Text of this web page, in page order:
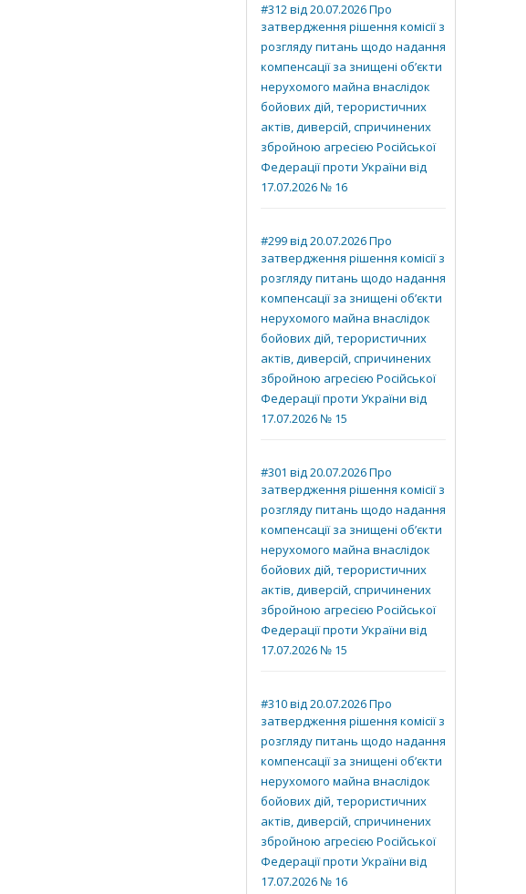
#312 від 20.07.2026 Про
затвердження рішення комісії з
розгляду питань щодо надання
компенсації за знищені об’єкти
нерухомого майна внаслідок
бойових дій, терористичних
актів, диверсій, спричинених
збройною агресією Російської
Федерації проти України від
17.07.2026 № 16
#299 від 20.07.2026 Про
затвердження рішення комісії з
розгляду питань щодо надання
компенсації за знищені об’єкти
нерухомого майна внаслідок
бойових дій, терористичних
актів, диверсій, спричинених
збройною агресією Російської
Федерації проти України від
17.07.2026 № 15
#301 від 20.07.2026 Про
затвердження рішення комісії з
розгляду питань щодо надання
компенсації за знищені об’єкти
нерухомого майна внаслідок
бойових дій, терористичних
актів, диверсій, спричинених
збройною агресією Російської
Федерації проти України від
17.07.2026 № 15
#310 від 20.07.2026 Про
затвердження рішення комісії з
розгляду питань щодо надання
компенсації за знищені об’єкти
нерухомого майна внаслідок
бойових дій, терористичних
актів, диверсій, спричинених
збройною агресією Російської
Федерації проти України від
17.07.2026 № 16